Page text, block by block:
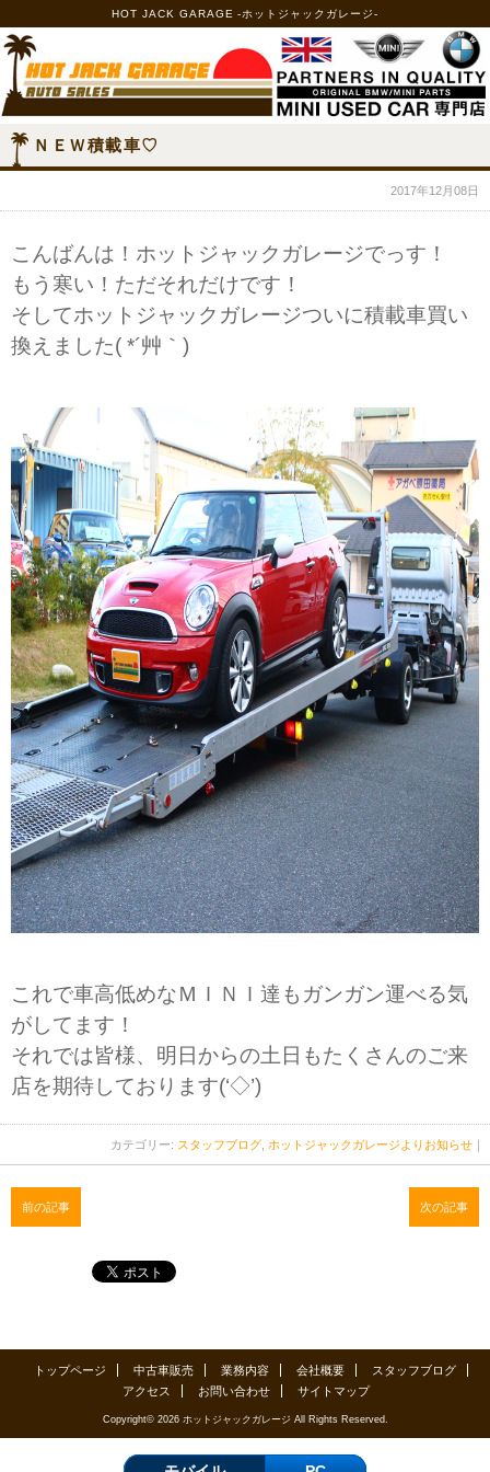
HOT JACK GARAGE -ホットジャックガレージ-
ＮＥＷ積載車♡
2017年12月08日
こんばんは！ホットジャックガレージでっす！
もう寒い！ただそれだけです！
そしてホットジャックガレージついに積載車買い
換えました( *´艸｀)
これで車高低めなＭＩＮＩ達もガンガン運べる気
がしてます！
それでは皆様、明日からの土日もたくさんのご来
店を期待しております(‘◇’)ゞ
カテゴリー: スタッフブログ ホットジャックガレージよりお知らせ ｜
前の記事 次の記事
トップページ 中古車販売 業務内容 会社概要
スタッフブログ
アクセス
お問い合わせ サイトマップ
Copyright© 2026 ホットジャックガレージ All Rights Reserved.